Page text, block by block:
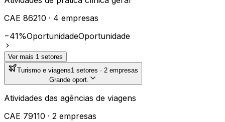
CAE 86210 · 4 empresas
−41%OportunidadeOportunidade
Ver mais 1 setores
Turismo e viagens1 setores · 2 empresas
Grande oport.
Atividades das agências de viagens
CAE 79110 · 2 empresas